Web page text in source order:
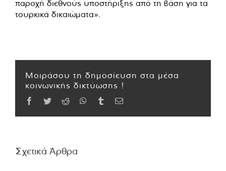
παροχή διεθνούς υποστήριξης από τη βάση για τα
τουρκικά δικαιώματα».
Μοιράσου τη δημοσίευση στα μέσα
κοινωνικής δικτύωσης !
Facebook
TwitterReddit WhatsApp
TumblrEmail
Σχετικά Άρθρα